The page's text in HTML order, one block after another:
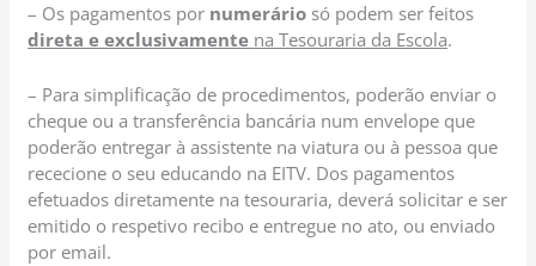
– Os pagamentos por numerário só podem ser feitos
direta e exclusivamente na Tesouraria da Escola.
– Para simplificação de procedimentos, poderão enviar o
cheque ou a transferência bancária num envelope que
poderão entregar à assistente na viatura ou à pessoa que
rececione o seu educando na EITV. Dos pagamentos
efetuados diretamente na tesouraria, deverá solicitar e ser
emitido o respetivo recibo e entregue no ato, ou enviado
por email.